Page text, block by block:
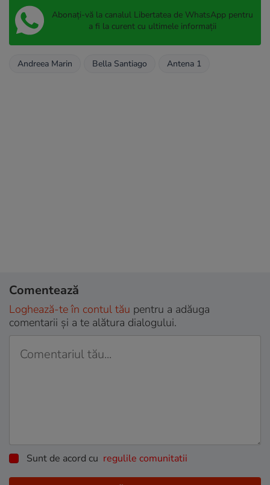
Abonați-vă la canalul Libertatea de WhatsApp pentru
a fi la curent cu ultimele informații
Andreea Marin Bella Santiago Antena 1
Comentează
Loghează-te în contul tău pentru a adăuga
comentarii și a te alătura dialogului.
Sunt de acord cu regulile comunitatii